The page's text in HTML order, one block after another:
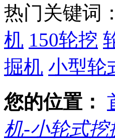
热门关键词
机 150轮挖
掘机 小型轮
您的位置：
机-小轮式